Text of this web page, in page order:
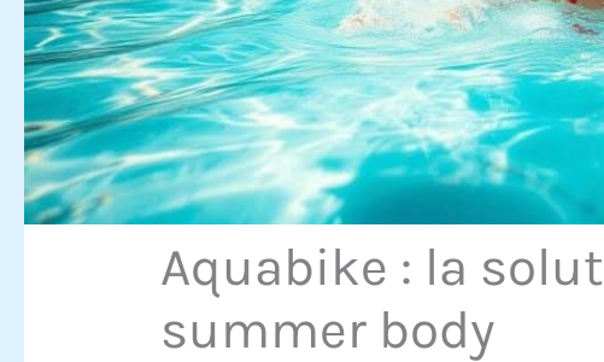
Aquabike : la
summer body